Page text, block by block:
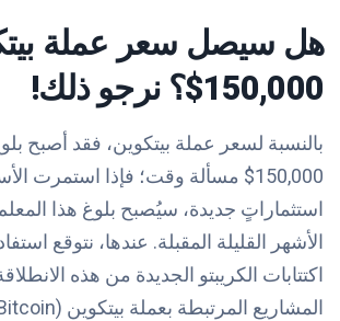
هل سيصل سعر عملة
150,000$؟ نرجو ذلك!
بالنسبة لسعر عملة بيتكوين، فقد أصبح
150,000$ مسألة وقت؛ فإذا استمرت
استثماراتٍ جديدة، سيُصبح بلوغ هذا
الأشهر القليلة المقبلة. عندها، نتوقع
اكتتابات الكريبتو الجديدة من هذه
المشاريع المرتبطة بعملة بيتكوين (Bitcoin) -كعملتي